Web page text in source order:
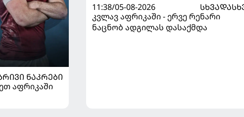
ᲜᲐᲙᲠᲔᲑᲘ
აფრიკაში
11:38/05-08-2026
კვლავ აფრიკაში - ერვე რენარი
ნაცნობ ადგილას დასაქმდა